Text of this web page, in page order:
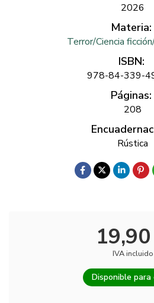
2026
Materia:
Terror/Ciencia
ISBN:
978-84-339-
Páginas:
208
Rústica
IVA incluido
Disponible para